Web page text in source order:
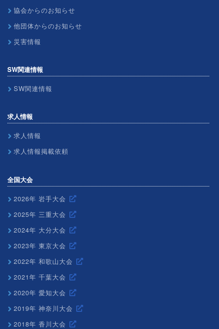
協会からのお知らせ
他団体からのお知らせ
災害情報
SW関連情報
SW関連情報
求人情報
求人情報
求人情報掲載依頼
全国大会
2026年 岩手大会
2025年 三重大会
2024年 大分大会
2023年 東京大会
2022年 和歌山大会
2021年 千葉大会
2020年 愛知大会
2019年 神奈川大会
2018年 香川大会